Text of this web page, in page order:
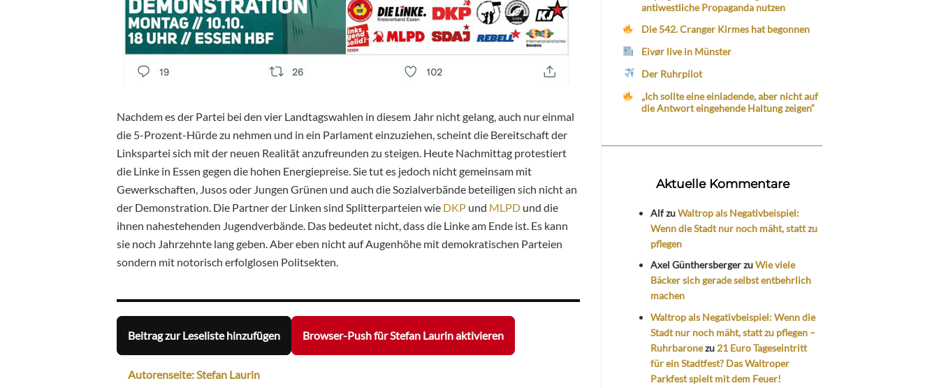
Nachdem es der Partei bei den vier Landtagswahlen in diesem Jahr nicht gelang, auch nur einmal
die 5-Prozent-Hürde zu nehmen und in ein Parlament einzuziehen, scheint die Bereitschaft der
Linkspartei sich mit der neuen Realität anzufreunden zu steigen. Heute Nachmittag protestiert
die Linke in Essen gegen die hohen Energiepreise. Sie tut es jedoch nicht gemeinsam mit
Gewerkschaften, Jusos oder Jungen Grünen und auch die Sozialverbände beteiligen sich nicht an
der Demonstration. Die Partner der Linken sind Splitterparteien wie DKP und MLPD und die
ihnen nahestehenden Jugendverbände. Das bedeutet nicht, dass die Linke am Ende ist. Es kann
sie noch Jahrzehnte lang geben. Aber eben nicht auf Augenhöhe mit demokratischen Parteien
sondern mit notorisch erfolglosen Politsekten.
Beitrag zur Leseliste hinzufügen Browser-Push für Stefan Laurin aktivieren
Autorenseite: Stefan Laurin
antiwestliche Propaganda nutzen
Die 542. Cranger Kirmes hat begonnen
Eivør live in Münster
Der Ruhrpilot
„Ich sollte eine einladende, aber nicht auf
die Antwort eingehende Haltung zeigen“
Aktuelle Kommentare
AlfzuWaltrop als Negativbeispiel:
Wenn die Stadt nur noch mäht, statt zu
pflegen
Axel GünthersbergerzuWie viele
Bäcker sich gerade selbst entbehrlich
machen
Waltrop als Negativbeispiel: Wenn die
Stadt nur noch mäht, statt zu pflegen –
Ruhrbaronezu 21 Euro Tageseintritt
für ein Stadtfest? Das Waltroper
Parkfest spielt mit dem Feuer!